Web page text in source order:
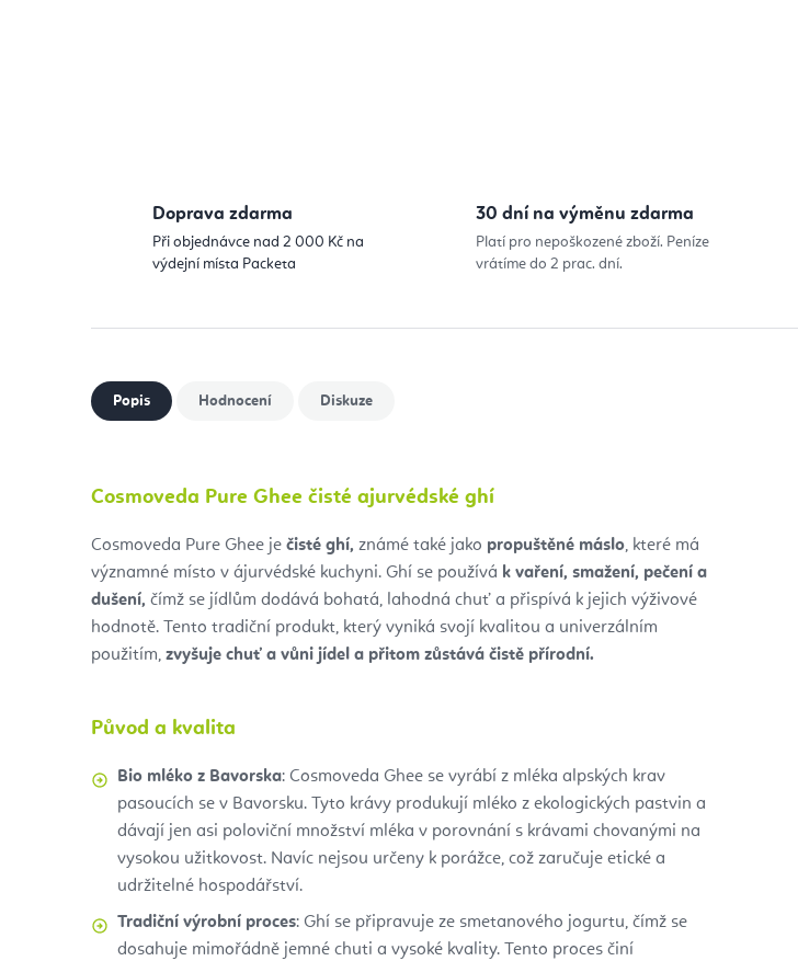
Doprava zdarma
Při objednávce nad 2 000 Kč na
výdejní místa Packeta
30 dní na výměnu zdarma
Platí pro nepoškozené zboží. Peníze
vrátíme do 2 prac. dní.
Popis Hodnocení Diskuze
Cosmoveda Pure Ghee čisté ajurvédské ghí
Cosmoveda Pure Ghee je čisté ghí, známé také jako propuštěné máslo, které má
významné místo v ájurvédské kuchyni. Ghí se používá k vaření, smažení, pečení a
dušení, čímž se jídlům dodává bohatá, lahodná chuť a přispívá k jejich výživové
hodnotě. Tento tradiční produkt, který vyniká svojí kvalitou a univerzálním
použitím, zvyšuje chuť a vůni jídel a přitom zůstává čistě přírodní.
Původ a kvalita
Bio mléko z Bavorska: Cosmoveda Ghee se vyrábí z mléka alpských krav
pasoucích se v Bavorsku. Tyto krávy produkují mléko z ekologických pastvin a
dávají jen asi poloviční množství mléka v porovnání s krávami chovanými na
vysokou užitkovost. Navíc nejsou určeny k porážce, což zaručuje etické a
udržitelné hospodářství.
Tradiční výrobní proces: Ghí se připravuje ze smetanového jogurtu, čímž se
dosahuje mimořádně jemné chuti a vysoké kvality. Tento proces činí